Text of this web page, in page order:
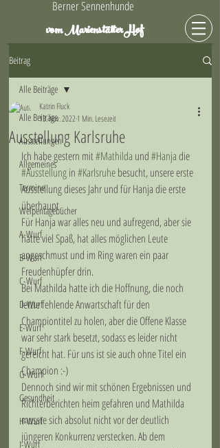
Berner Sennenhunde
vom MarienstätterHof
Beitrag
Alle Beiträge
Ausstellungen
Allgemeines
Termine
Welpentagebücher
A-Wurf
B-Wurf
C-Wurf
D-Wurf
E-Wurf
F-Wurf
G-Wurf
Gesundheit
H-Wurf
I-Wurf
Alle Beiträge
Ausstellung Karlsruhe
Katrin Fluck
13. Nov. 2022 1 Min. Lesezeit
Ich habe gestern mit #Mathilda und #Hanja die
#Ausstellung in #Karlsruhe besucht, unsere erste
Ausstellung dieses Jahr und für Hanja die erste
überhaupt.
Für Hanja war alles neu und aufregend, aber sie
hatte viel Spaß, hat alles möglichen Leute
angeschmust und im Ring waren ein paar
Freudenhüpfer drin.
Bei Mathilda hatte ich die Hoffnung, die noch
letzte fehlende Anwartschaft für den
Championtitel zu holen, aber die Offene Klasse
war sehr stark besetzt, sodass es leider nicht
gereicht hat. Für uns ist sie auch ohne Titel ein
Champion :-)
Dennoch sind wir mit schönen Ergebnissen und
Richterberichten heim gefahren und Mathilda
musste sich absolut nicht vor der deutlich
jüngeren Konkurrenz verstecken. Ab dem